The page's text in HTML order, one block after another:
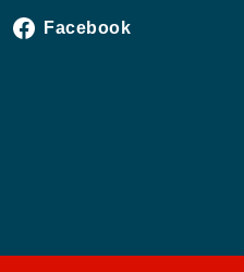
Facebook